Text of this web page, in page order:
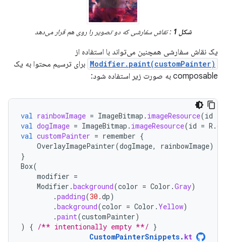
شکل 1 : نقاش سفارشی که دو تصویر را روی هم قرار می‌دهد
یک نقاش سفارشی همچنین می‌تواند با استفاده از
Modifier.paint(customPainter) برای ترسیم محتوا به یک
composable به صورت زیر استفاده شود:
val rainbowImage = ImageBitmap . imageResource(id
val dogImage = ImageBitmap . imageResource(id = R .
val customPainter = remember {
OverlayImagePainter(dogImage, rainbowImage)
}
Box(
modifier =
Modifier .background(color = Color .Gray)
.padding(30.dp)
.background(color = Color . Yellow)
.paint(customPainter)
)
{ /** intentionally empty **/ }
CustomPainterSnippets. kt